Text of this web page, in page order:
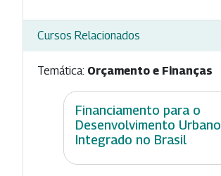
Cursos Relacionados
Temática: Orçamento e Finanças
Financiamento para o
Desenvolvimento Urbano
Integrado no Brasil